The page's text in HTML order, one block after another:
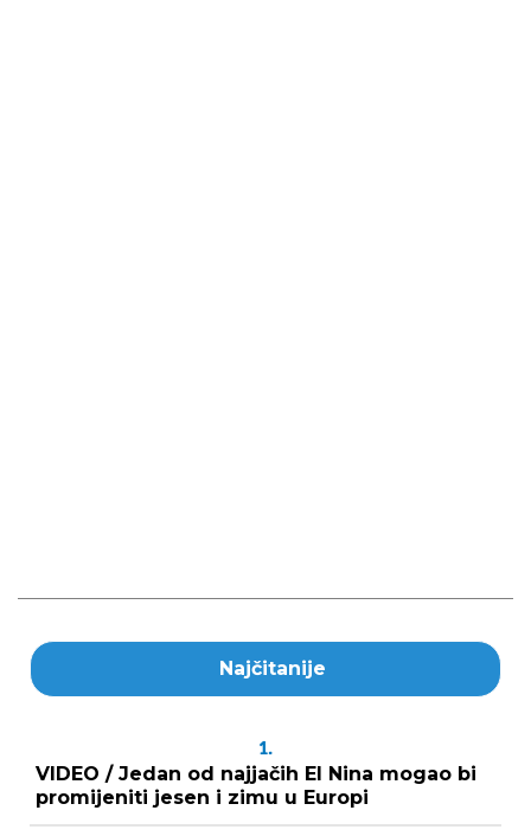
Najčitanije
1.
VIDEO / Jedan od najjačih El Nina mogao bi
promijeniti jesen i zimu u Europi